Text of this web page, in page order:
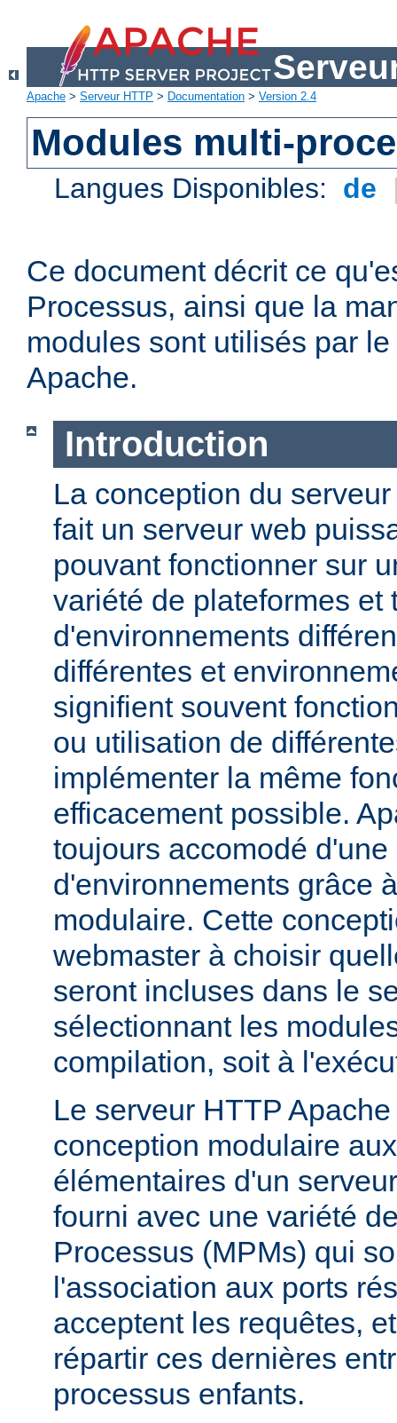
Apache > Serveur HTTP > Documentation > Version 2.4
Modules multi-
Langues Disponibles: de
Ce document décrit ce
Processus, ainsi que la
modules sont utilisés par
Apache.
Introduction
La conception du
fait un serveur web
pouvant fonctionner sur
variété de plateformes et
d'environnements
différentes et
signifient souvent
ou utilisation de
implémenter la même
efficacement possible.
toujours accomodé
d'environnements grâce
modulaire. Cette
webmaster à choisir
seront incluses dans le
sélectionnant les
compilation, soit à
Le serveur HTTP
conception modulaire
élémentaires d'un
fourni avec une variété
Processus (MPMs) qui
l'association aux ports
acceptent les requêtes,
répartir ces dernières
processus enfants.